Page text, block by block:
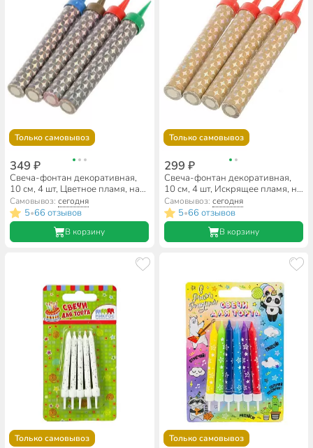
Только самовывоз
349 ₽
Свеча-фонтан декоративная,
10 см, 4 шт, Цветное пламя, на
30 секунд, дб008мф/РТС-1030
Самовывоз:сегодня
5•66 отзывов
В корзину
Только самовывоз
299 ₽
Свеча-фонтан декоративная,
10 см, 4 шт, Искрящее пламя, на
30 секунд, дб003мф/ТС-1030
Самовывоз: сегодня
5•66 отзывов
В корзину
Только самовывоз Только самовывоз